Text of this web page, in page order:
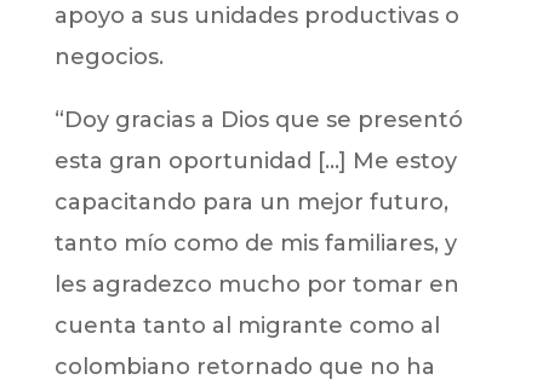
apoyo a sus unidades productivas o
negocios.
“Doy gracias a Dios que se presentó
esta gran oportunidad […] Me estoy
capacitando para un mejor futuro,
tanto mío como de mis familiares, y
les agradezco mucho por tomar en
cuenta tanto al migrante como al
colombiano retornado que no ha